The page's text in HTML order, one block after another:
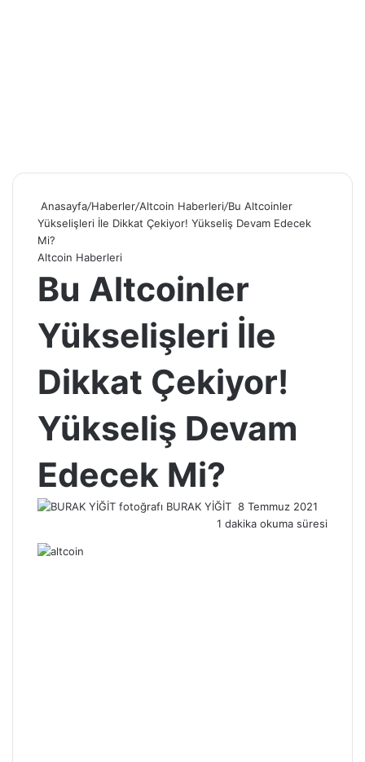
Anasayfa/Haberler/Altcoin Haberleri/Bu Altcoinler
Yükselişleri İle Dikkat Çekiyor! Yükseliş Devam Edecek
Mi?
Altcoin Haberleri
Bu Altcoinler
Yükselişleri İle
Dikkat Çekiyor!
Yükseliş Devam
Edecek Mi?
BURAK YİĞİT Bir
e-
8 Temmuz 2021
1 dakika okuma süresi